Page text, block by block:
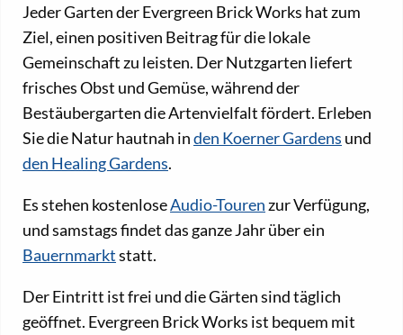
Jeder Garten der Evergreen Brick Works hat zum
Ziel, einen positiven Beitrag für die lokale
Gemeinschaft zu leisten. Der Nutzgarten liefert
frisches Obst und Gemüse, während der
Bestäubergarten die Artenvielfalt fördert. Erleben
Sie die Natur hautnah inden Koerner Gardens und
den Healing Gardens.
Es stehen kostenloseAudio-Tourenzur Verfügung,
und samstags findet das ganze Jahr über ein
Bauernmarktstatt.
Der Eintritt ist frei und die Gärten sind täglich
geöffnet. Evergreen Brick Works ist bequem mit